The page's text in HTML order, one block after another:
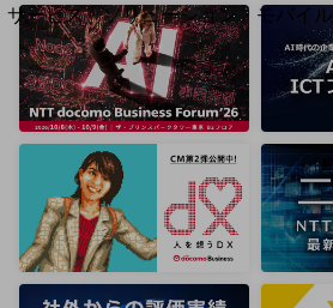
サービス・ソリューション・モバイル
サービス・ソリューションTOP
DXに関する課題を解決する
サービス・ソリューションをご紹介
カテゴリーで探す
カテゴリーで探すTOP
ネットワーク・モバイル
クラウド・データセンター
電話・映像コミュニケーション